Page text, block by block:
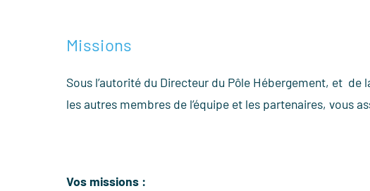
Missions
Sous l’autorité du Directeur du Pôle Hébergement, et
les autres membres de l’équipe et les partenaires, vous
Vos missions :